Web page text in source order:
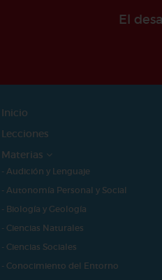
El
Inicio
Lecciones
Materias
- Audición y Lenguaje
- Autonomía Personal y Social
- Biología y Geología
- Ciencias Naturales
- Ciencias Sociales
- Conocimiento del Entorno